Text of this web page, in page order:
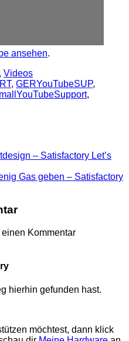
ansehen.
Videos
, GERYouTubeSUP,
,
– Satisfactory Let’s
Gas geben – Satisfactory
Kommentar
hierhin gefunden hast.
möchtest, dann klick